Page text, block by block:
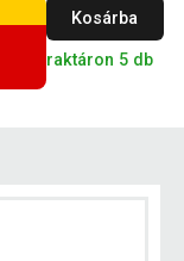
Kosárba
raktáron 5 db